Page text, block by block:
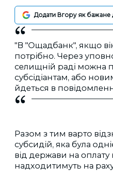
Додати Вгору як бажане
"В "Ощадбанк", якщо
потрібно. Через
селищній раді можна
субсідіантам, або
йдеться в
Разом з тим варто
субсидій, яка була
від держави на
надходитимуть на